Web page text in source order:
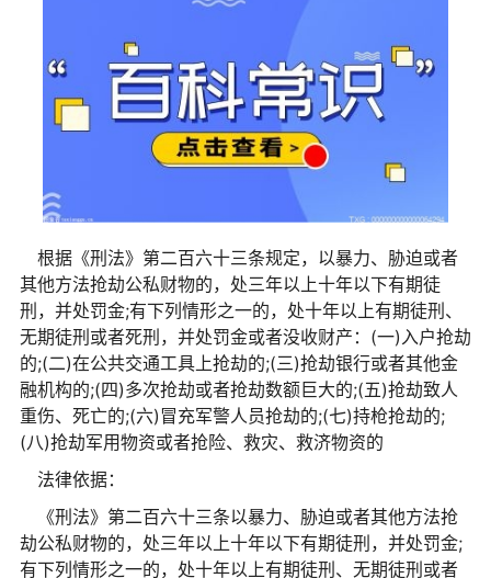
根据《刑法》第二百六十三条规定，以暴力、胁迫或者
其他方法抢劫公私财物的，处三年以上十年以下有期徒
刑，并处罚金;有下列情形之一的，处十年以上有期徒刑、
无期徒刑或者死刑，并处罚金或者没收财产：(一)入户抢劫
的;(二)在公共交通工具上抢劫的;(三)抢劫银行或者其他金
融机构的;(四)多次抢劫或者抢劫数额巨大的;(五)抢劫致人
重伤、死亡的;(六)冒充军警人员抢劫的;(七)持枪抢劫的;
(八)抢劫军用物资或者抢险、救灾、救济物资的
法律依据：
《刑法》第二百六十三条以暴力、胁迫或者其他方法抢
劫公私财物的，处三年以上十年以下有期徒刑，并处罚金;
有下列情形之一的，处十年以上有期徒刑、无期徒刑或者